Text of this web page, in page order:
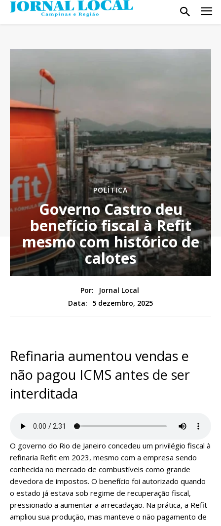
POLÍTICA
Governo Castro deu
benefício fiscal à Refit
mesmo com histórico de
calotes
Por:
Jornal Local
Data:
5 dezembro, 2025
Refinaria aumentou vendas e
não pagou ICMS antes de ser
interditada
O governo do Rio de Janeiro concedeu um privilégio fiscal à
refinaria Refit em 2023, mesmo com a empresa sendo
conhecida no mercado de combustíveis como grande
devedora de impostos. O benefício foi autorizado quando
o estado já estava sob regime de recuperação fiscal,
pressionado a aumentar a arrecadação. Na prática, a Refit
ampliou sua produção, mas manteve o não pagamento de